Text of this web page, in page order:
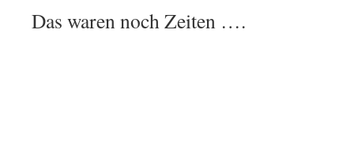
Das waren noch Zeiten ….